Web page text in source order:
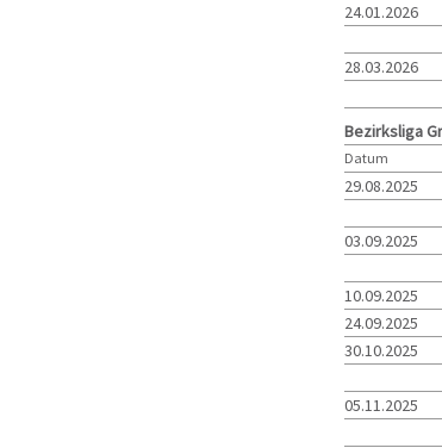
24.01.2026
28.03.2026
Bezirksliga
Datum
29.08.2025
03.09.2025
10.09.2025
24.09.2025
30.10.2025
05.11.2025